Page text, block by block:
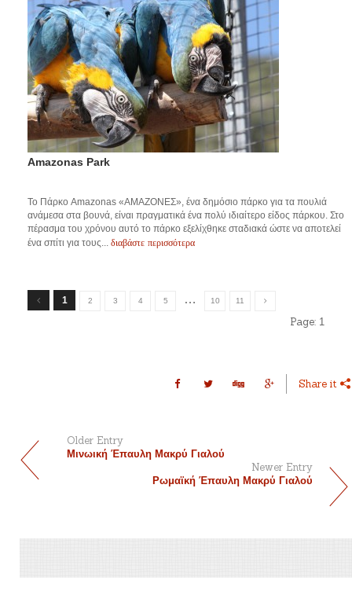
Amazonas Park
Το Πάρκο Amazonas «ΑΜΑΖΟΝΕΣ», ένα δημόσιο πάρκο για τα πουλιά
ανάμεσα στα βουνά, είναι πραγματικά ένα πολύ ιδιαίτερο είδος πάρκου. Στο
πέρασμα του χρόνου αυτό το πάρκο εξελίχθηκε σταδιακά ώστε να αποτελεί
ένα σπίτι για τους... διαβάστε περισσότερα
1 2 3 4 5 … 10 11
Page: 1
Share it
Older Entry
Μινωική Έπαυλη Μακρύ Γιαλού
Newer Entry
Ρωμαϊκή Έπαυλη Μακρύ Γιαλού